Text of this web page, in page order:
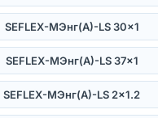
SEFLEX-MЭнг(А)-LS 30×1
SEFLEX-MЭнг(А)-LS 37×1
SEFLEX-MЭнг(А)-LS 2×1.2